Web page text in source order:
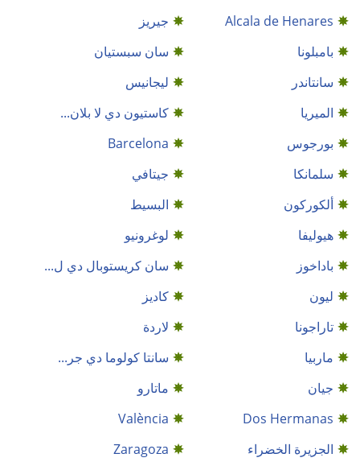
Alcala de Henares
جيريز
بامبلونا
سان سبستيان
سانتاندر
ليجانيس
الميريا
كاستيون دي لا بلان...
بورجوس
Barcelona
سلمانكا
جيتافي
ألكوركون
البسيط
هيوليفا
لوغرونيو
باداخوز
سان كريستوبال دي ل...
ليون
كاديز
تاراجونا
لاردة
ماربيا
سانتا كولوما دي جر...
جيان
ماتارو
Dos Hermanas
València
الجزيرة الخضراء
Zaragoza